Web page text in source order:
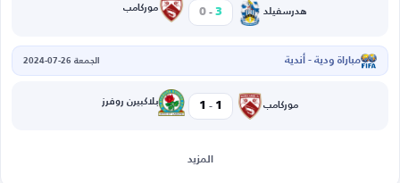
هدرسفيلد 3
-
0 موركامب
مباراة ودية - أندية الجمعة 26-07-2024
موركامب 1
-
1 بلاكبيرن روفرز
المزيد